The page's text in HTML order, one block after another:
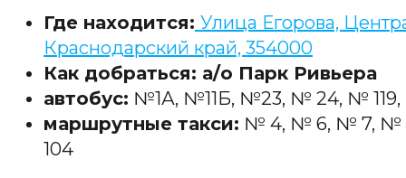
Где находится: Улица Егорова,
Краснодарский край, 354000
Как добраться: а/о Парк Ривьера
автобус: №1А, №11Б, №23, № 24, № 119,
маршрутные такси: № 4, № 6, № 7, №
104